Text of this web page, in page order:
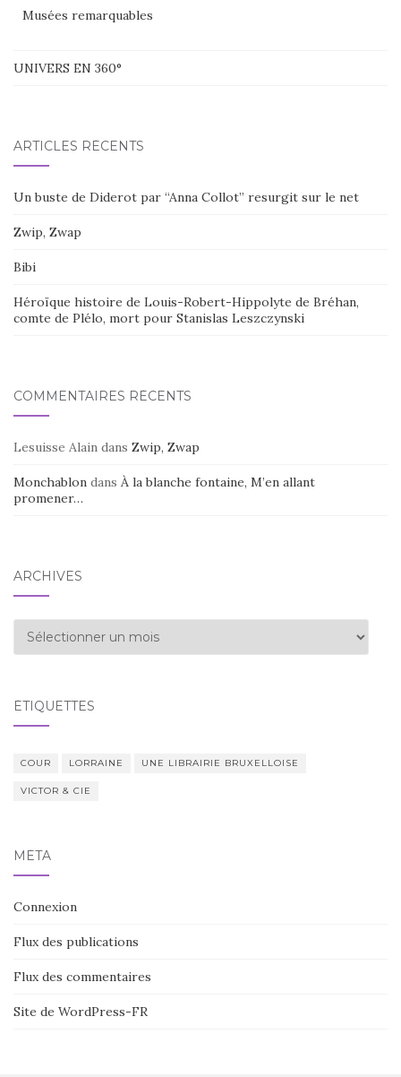
Musées remarquables
UNIVERS EN 360°
ARTICLES RÉCENTS
Un buste de Diderot par “Anna Collot” resurgit sur le net
Zwip, Zwap
Bibi
Héroïque histoire de Louis-Robert-Hippolyte de Bréhan,
comte de Plélo, mort pour Stanislas Leszczynski
COMMENTAIRES RÉCENTS
Lesuisse Alain dans Zwip, Zwap
Monchablon dans À la blanche fontaine, M’en allant
promener…
ARCHIVES
Archives
ÉTIQUETTES
COUR LORRAINE UNE LIBRAIRIE BRUXELLOISE
VICTOR & CIE
MÉTA
Connexion
Flux des publications
Flux des commentaires
Site de WordPress-FR